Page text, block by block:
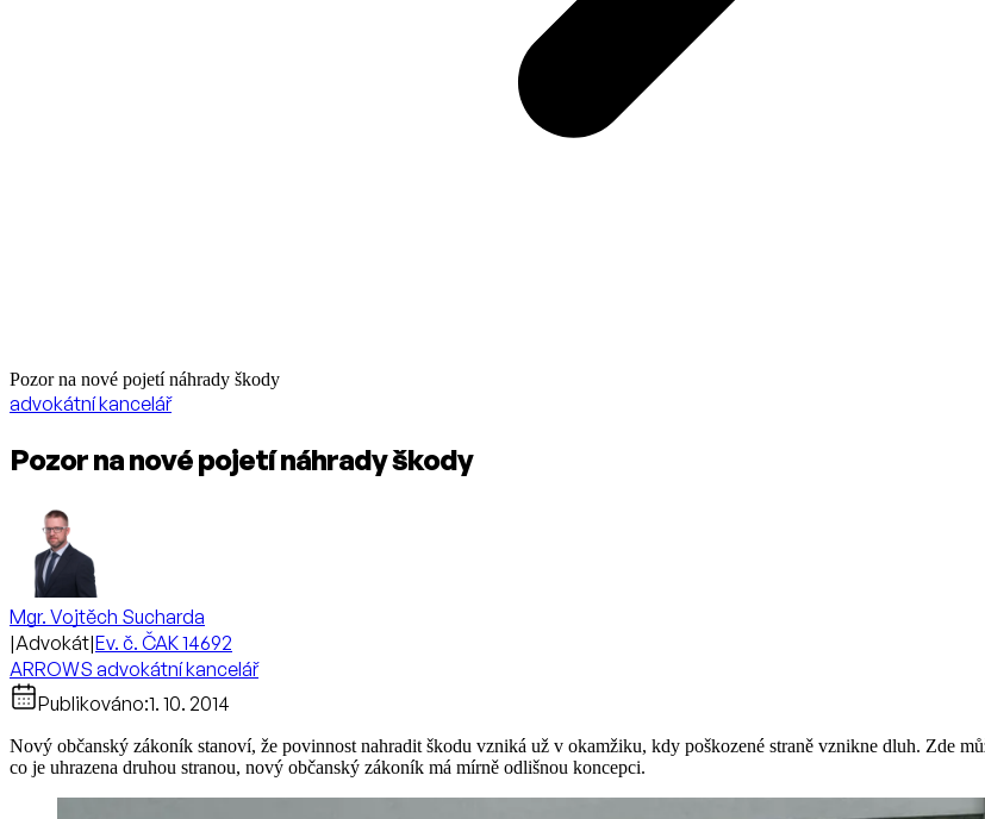
Pozor na nové pojetí náhrady škody
advokátní kancelář
Pozor na nové pojetí náhrady škody
Mgr. Vojtěch Sucharda
|Advokát|Ev. č. ČAK 14692
ARROWS advokátní kancelář
Publikováno:1. 10. 2014
Nový občanský zákoník stanoví, že povinnost nahradit škodu vzniká už v okamžiku, kdy poškozené straně vznikne dluh. Zde
co je uhrazena druhou stranou, nový občanský zákoník má mírně odlišnou koncepci.